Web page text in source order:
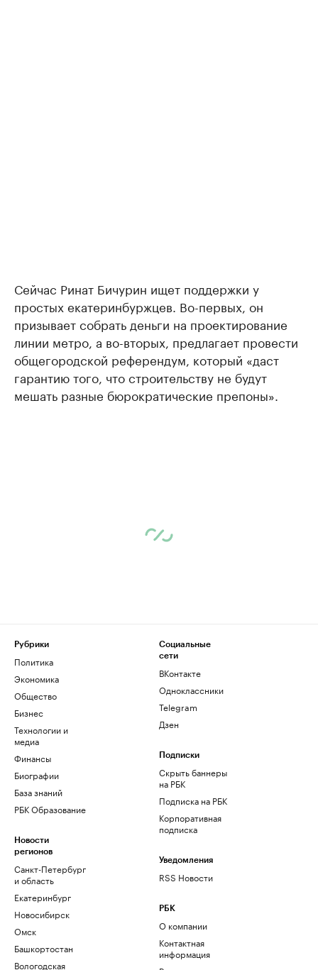
Сейчас Ринат Бичурин ищет поддержки у
простых екатеринбуржцев. Во-первых, он
призывает собрать деньги на проектирование
линии метро, а во-вторых, предлагает провести
общегородской референдум, который «даст
гарантию того, что строительству не будут
мешать разные бюрократические препоны».
Рубрики
Политика
Экономика
Общество
Бизнес
Технологии и
медиа
Финансы
Биографии
База знаний
РБК Образование
Новости
регионов
Санкт-Петербург
и область
Екатеринбург
Новосибирск
Омск
Башкортостан
Вологодская
Социальные
сети
ВКонтакте
Одноклассники
Telegram
Дзен
Подписки
Скрыть баннеры
на РБК
Подписка на РБК
Корпоративная
подписка
Уведомления
RSS Новости
РБК
О компании
Контактная
информация